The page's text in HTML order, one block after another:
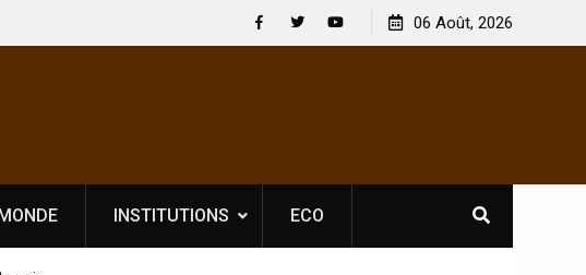
Jahboy se
[France-Présidentielle 2027] Les enjeux de
souveraineté démocratique sévèrement touchés ?
06 Août, 2026
INSTITUTIONS ECO